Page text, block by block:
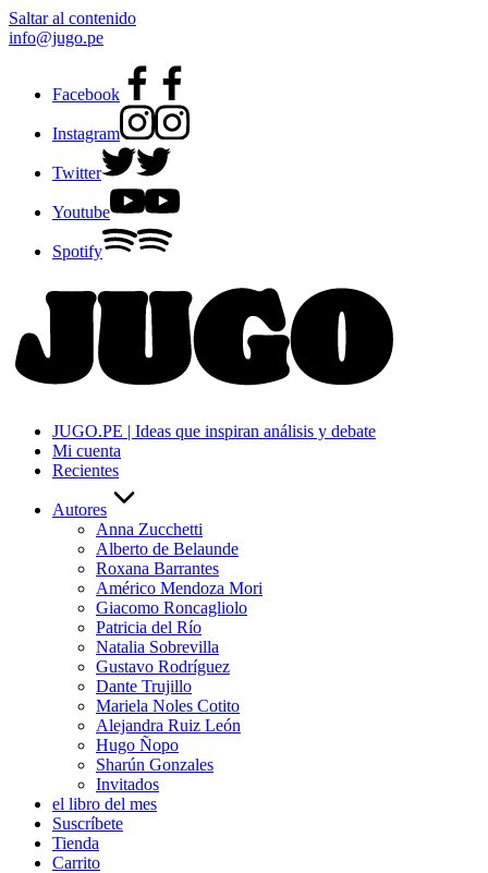
Saltar al contenido
info@jugo.pe
Facebook
Instagram
Twitter
Youtube
Spotify
JUGO.PE | Ideas que inspiran análisis y debate
Mi cuenta
Recientes
Autores
Anna Zucchetti
Alberto de Belaunde
Roxana Barrantes
Américo Mendoza Mori
Giacomo Roncagliolo
Patricia del Río
Natalia Sobrevilla
Gustavo Rodríguez
Dante Trujillo
Mariela Noles Cotito
Alejandra Ruiz León
Hugo Ñopo
Sharún Gonzales
Invitados
el libro del mes
Suscríbete
Tienda
Carrito